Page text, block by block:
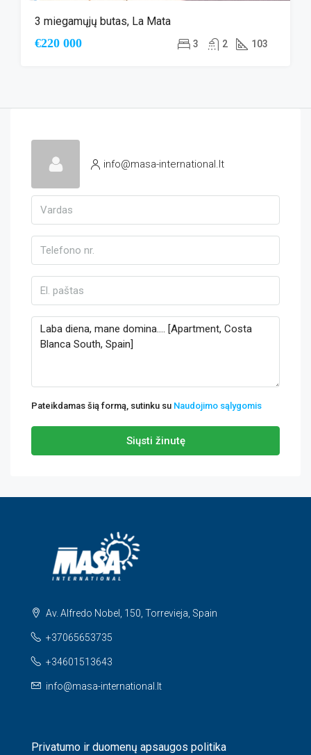
3 miegamųjų butas, La Mata
€220 000 3 2 103
info@masa-international.lt
Pateikdamas šią formą, sutinku su Naudojimo sąlygomis
Siųsti žinutę
Av. Alfredo Nobel, 150, Torrevieja, Spain
+37065653735
+34601513643
info@masa-international.lt
Privatumo ir duomenų apsaugos politika